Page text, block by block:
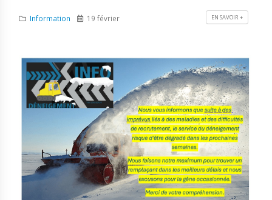
Information 19 février EN SAVOIR +